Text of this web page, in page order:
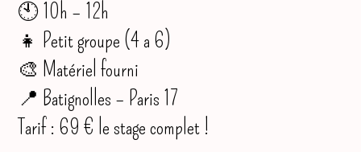
🕙 10h – 12h
👧 Petit groupe (4 a 6)
🎨 Matériel fourni
📍 Batignolles – Paris 17
Tarif : 69 € le stage complet !